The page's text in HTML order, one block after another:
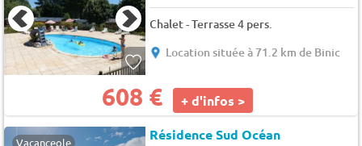
Chalet - Terrasse 4 pers.
Location située à 71.2 km de Binic
608 € + d'infos >
Vacanceole Résidence Sud Océan